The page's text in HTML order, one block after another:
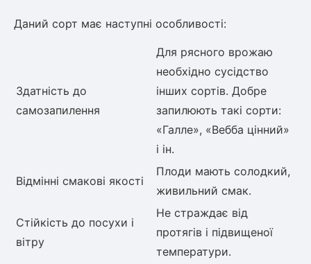
Даний сорт має наступні особливості:
Здатність до
самозапилення
Для рясного врожаю
необхідно сусідство
інших сортів. Добре
запилюють такі сорти:
«Галле», «Вебба цінний»
і ін.
Відмінні смакові якості
Плоди мають солодкий,
живильний смак.
Стійкість до посухи і
вітру
Не страждає від
протягів і підвищеної
температури.